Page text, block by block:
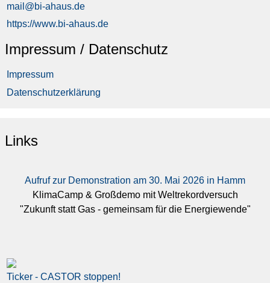
mail@bi-ahaus.de
https://www.bi-ahaus.de
Impressum / Datenschutz
Impressum
Datenschutzerklärung
Links
Aufruf zur Demonstration am 30. Mai 2026 in Hamm
KlimaCamp & Großdemo mit Weltrekordversuch
"Zukunft statt Gas - gemeinsam für die Energiewende"
Ticker - CASTOR stoppen!